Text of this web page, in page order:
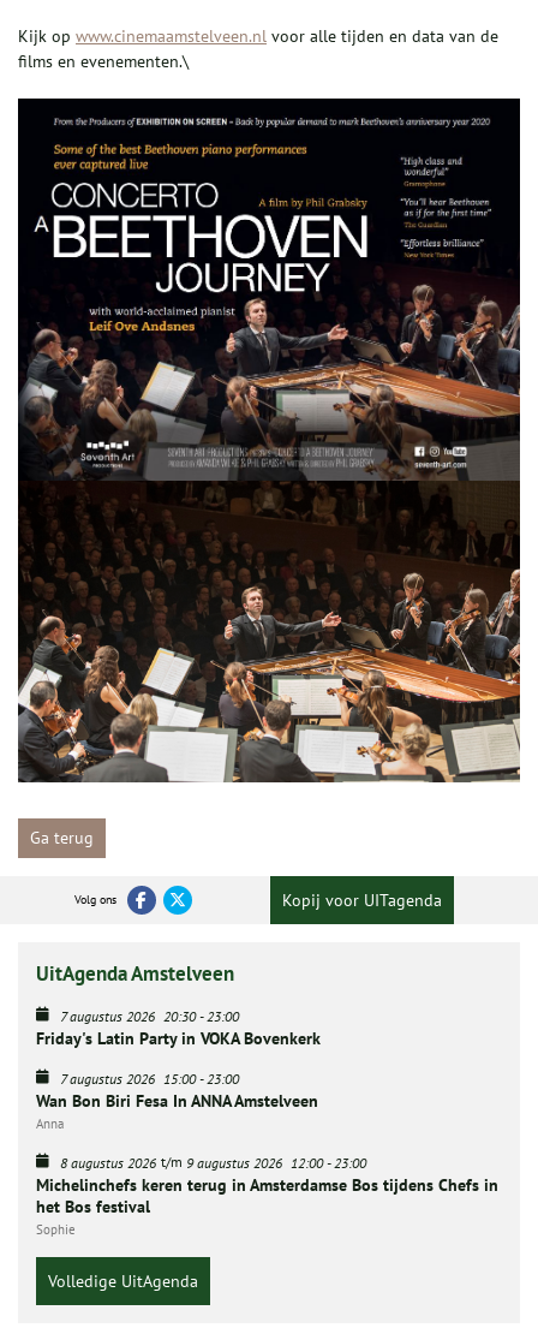
Kijk op www.cinemaamstelveen.nl voor alle tijden en data van de
films en evenementen.\
Ga terug
Volg ons Kopij voor UITagenda
UitAgenda Amstelveen
7 augustus 2026 20:30- 23:00
Friday's Latin Party in VOKA Bovenkerk
7 augustus 2026 15:00- 23:00
Wan Bon Biri Fesa In ANNA Amstelveen
Anna
8 augustus 2026 t/m 9 augustus 2026 12:00- 23:00
Michelinchefs keren terug in Amsterdamse Bos tijdens Chefs in
het Bos festival
Sophie
Volledige UitAgenda